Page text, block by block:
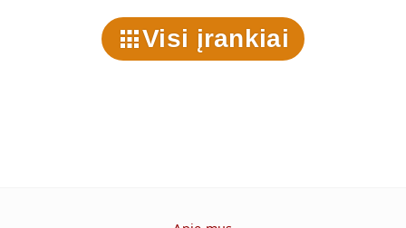
Visi įrankiai